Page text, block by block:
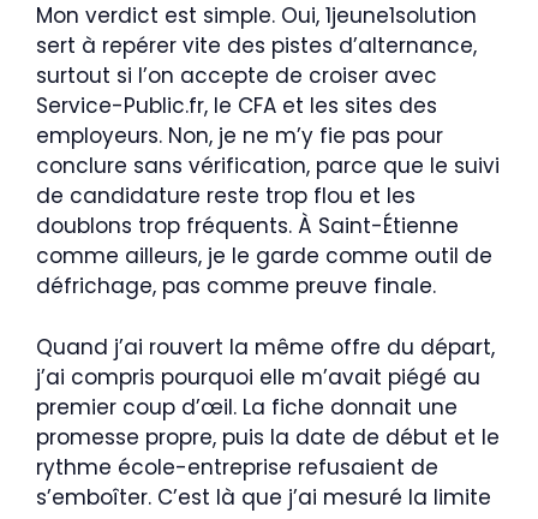
Mon verdict est simple. Oui, 1jeune1solution
sert à repérer vite des pistes d’alternance,
surtout si l’on accepte de croiser avec
Service-Public.fr, le CFA et les sites des
employeurs. Non, je ne m’y fie pas pour
conclure sans vérification, parce que le suivi
de candidature reste trop flou et les
doublons trop fréquents. À Saint-Étienne
comme ailleurs, je le garde comme outil de
défrichage, pas comme preuve finale.
Quand j’ai rouvert la même offre du départ,
j’ai compris pourquoi elle m’avait piégé au
premier coup d’œil. La fiche donnait une
promesse propre, puis la date de début et le
rythme école-entreprise refusaient de
s’emboîter. C’est là que j’ai mesuré la limite